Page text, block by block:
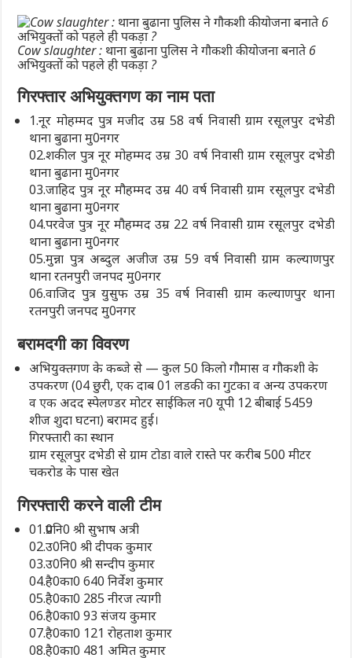
Cow slaughter : थाना बुढाना पुलिस ने गौकशी की योजना बनाते 6
अभियुक्तों को पहले ही पकड़ा ?
गिरफ्तार अभियुक्तगण का नाम पता
1.नूर मोहम्मद पुत्र मजीद उम्र 58 वर्ष निवासी ग्राम रसूलपुर दभेडी
थाना बुढाना मु0नगर
02.शकील पुत्र नूर मोहम्मद उम्र 30 वर्ष निवासी ग्राम रसूलपुर दभेडी
थाना बुढाना मु0नगर
03.जाहिद पुत्र नूर मौहम्मद उम्र 40 वर्ष निवासी ग्राम रसूलपुर दभेडी
थाना बुढाना मु0नगर
04.परवेज पुत्र नूर मौहम्मद उम्र 22 वर्ष निवासी ग्राम रसूलपुर दभेडी
थाना बुढाना मु0नगर
05.मुन्ना पुत्र अब्दुल अजीज उम्र 59 वर्ष निवासी ग्राम कल्याणपुर
थाना रतनपुरी जनपद मु0नगर
06.वाजिद पुत्र युसुफ उम्र 35 वर्ष निवासी ग्राम कल्याणपुर थाना
रतनपुरी जनपद मु0नगर
बरामदगी का विवरण
अभियुक्तगण के कब्जे से — कुल 50 किलो गौमास व गौकशी के
उपकरण (04 छुरी, एक दाब 01 लडकी का गुटका व अन्य उपकरण
व एक अदद स्पेलण्डर मोटर साईकिल न0 यूपी 12 बीबाई 5459
शीज शुदा घटना) बरामद हुई।
गिरफ्तारी का स्थान
ग्राम रसूलपुर दभेडी से ग्राम टोडा वाले रास्ते पर करीब 500 मीटर
चकरोड के पास खेत
गिरफ्तारी करने वाली टीम
01.प्र0नि0 श्री सुभाष अत्री
02.उ0नि0 श्री दीपक कुमार
03.उ0नि0 श्री सन्दीप कुमार
04.है0का0 640 निर्वेश कुमार
05.है0का0 285 नीरज त्यागी
06.है0का0 93 संजय कुमार
07.है0का0 121 रोहताश कुमार
08.है0का0 481 अमित कुमार